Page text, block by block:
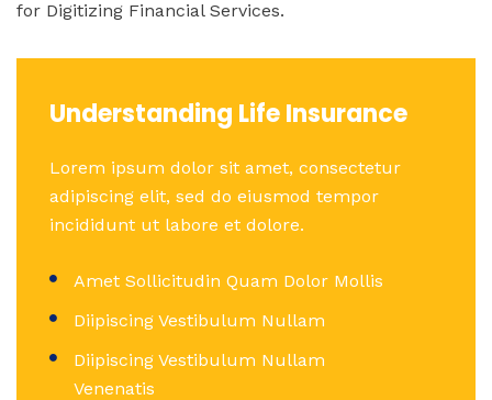
Understanding Life Insurance
Lorem ipsum dolor sit amet, consectetur
adipiscing elit, sed do eiusmod tempor
incididunt ut labore et dolore.
Amet Sollicitudin Quam Dolor Mollis
Diipiscing Vestibulum Nullam
Diipiscing Vestibulum Nullam
Venenatis